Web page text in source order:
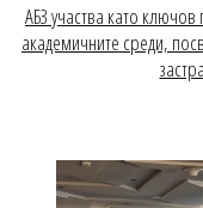
АБЗ участва като
академичните среди,